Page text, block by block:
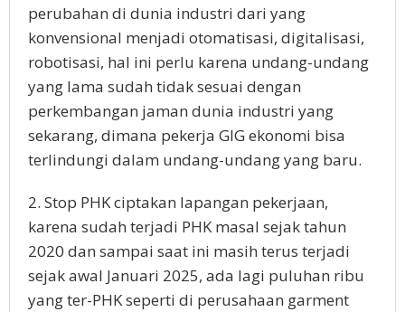
perubahan di dunia industri dari yang
konvensional menjadi otomatisasi, digitalisasi,
robotisasi, hal ini perlu karena undang-undang
yang lama sudah tidak sesuai dengan
perkembangan jaman dunia industri yang
sekarang, dimana pekerja GIG ekonomi bisa
terlindungi dalam undang-undang yang baru.
2. Stop PHK ciptakan lapangan pekerjaan,
karena sudah terjadi PHK masal sejak tahun
2020 dan sampai saat ini masih terus terjadi
sejak awal Januari 2025, ada lagi puluhan ribu
yang ter-PHK seperti di perusahaan garment